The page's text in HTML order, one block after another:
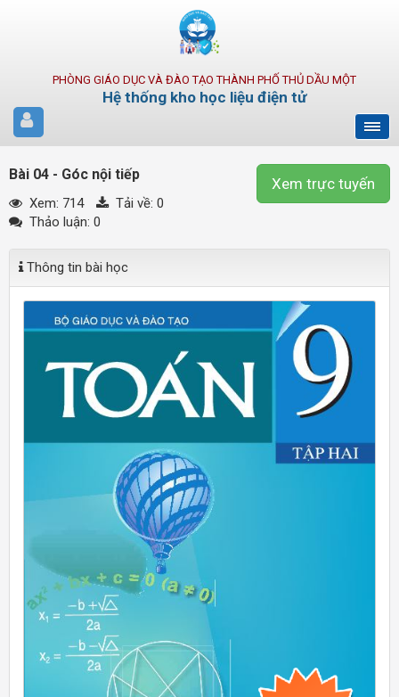
PHÒNG GIÁO DỤC VÀ ĐÀO TẠO THÀNH PHỐ THỦ DẦU MỘT
Hệ thống kho học liệu điện tử
Xem trực tuyến
Bài 04 - Góc nội tiếp
Xem: 714 Tải về: 0
Thảo luận: 0
Thông tin bài học